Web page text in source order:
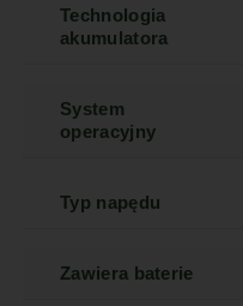
Technologia
akumulatora
System
operacyjny
Typ napędu
Zawiera baterie